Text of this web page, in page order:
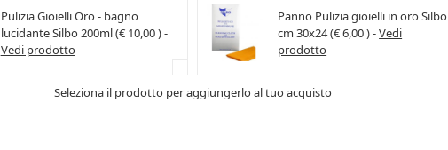
Pulizia Gioielli Oro - bagno
lucidante Silbo 200ml (€ 10,00 ) -
Vedi prodotto
Panno Pulizia gioielli in oro Silbo
cm 30x24 (€ 6,00 ) -Vedi
prodotto
Seleziona il prodotto per aggiungerlo al tuo acquisto